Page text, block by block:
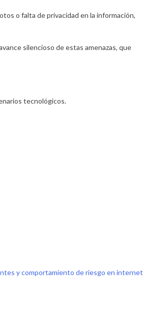
o falta de privacidad en la información,
silencioso de estas amenazas, que
tecnológicos.
y comportamiento de riesgo en internet